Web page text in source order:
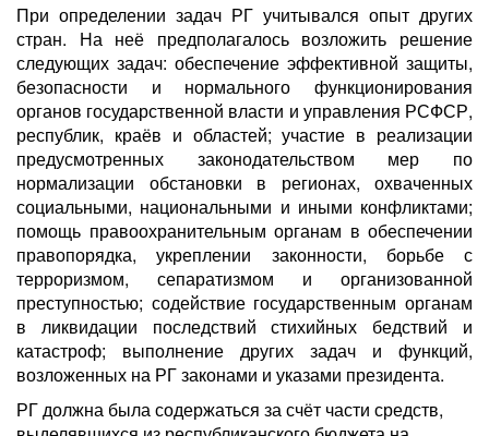
При определении задач РГ учитывался опыт других
стран. На неё предполагалось возложить решение
следующих задач: обеспечение эффективной защиты,
безопасности и нормального функционирования
органов государственной власти и управления РСФСР,
республик, краёв и областей; участие в реализации
предусмотренных законодательством мер по
нормализации обстановки в регионах, охваченных
социальными, национальными и иными конфликтами;
помощь правоохранительным органам в обеспечении
правопорядка, укреплении законности, борьбе с
терроризмом, сепаратизмом и организованной
преступностью; содействие государственным органам
в ликвидации последствий стихийных бедствий и
катастроф; выполнение других задач и функций,
возложенных на РГ законами и указами президента.
РГ должна была содержаться за счёт части средств,